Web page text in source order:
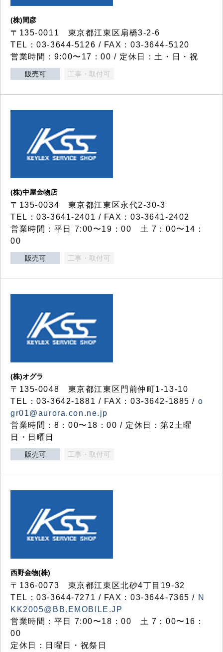
(株)間彦
〒135-0011 東京都江東区扇橋3-2-6
TEL：03-3644-5126 / FAX：03-3644-5120
営業時間：9:00〜17：00 / 定休日：土・日・祝
販売可 工事・取付可
(株)中屋金物店
〒135-0034 東京都江東区永代2-30-3
TEL：03-3641-2401 / FAX：03-3641-2402
営業時間：平日 7:00〜19：00 土 7：00〜14：
00
販売可 工事・取付可
(株)オグラ
〒135-0048 東京都江東区門前仲町1-13-10
TEL：03-3642-1881 / FAX：03-3642-1885 / o
gr01@aurora.con.ne.jp
営業時間：8：00〜18：00 / 定休日：第2土曜
日・日曜日
販売可 工事・取付可
西野金物(株)
〒136-0073 東京都江東区北砂4丁目19-32
TEL：03‐3644‐7271 / FAX：03-3644-7365 / N
KK2005@BB.EMOBILE.JP
営業時間：平日 7:00〜18：00 土 7：00〜16：
00
定休日：日曜日・祝祭日